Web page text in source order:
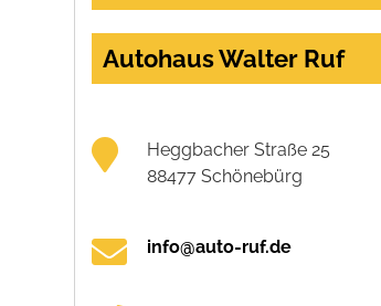
Autohaus Walter Ruf
Heggbacher Straße 25
88477 Schönebürg
info@auto-ruf.de